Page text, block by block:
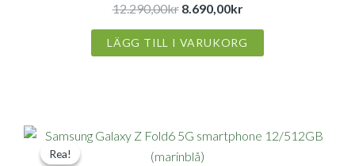
12.290,00kr 8.690,00kr
LÄGG TILL I VARUKORG
Rea!
Rea!
Det
ursprungliga
Det